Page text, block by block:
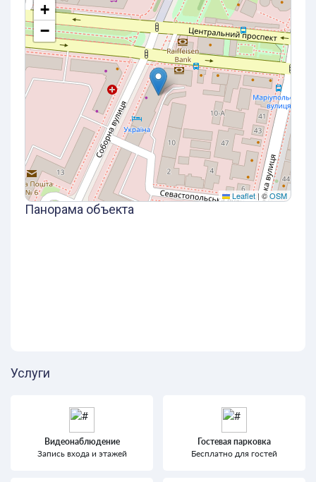
+
−
Leaflet | ©OSM
Панорама объекта
Услуги
Видеонаблюдение
Запись входа и этажей
Гостевая парковка
Бесплатно для гостей